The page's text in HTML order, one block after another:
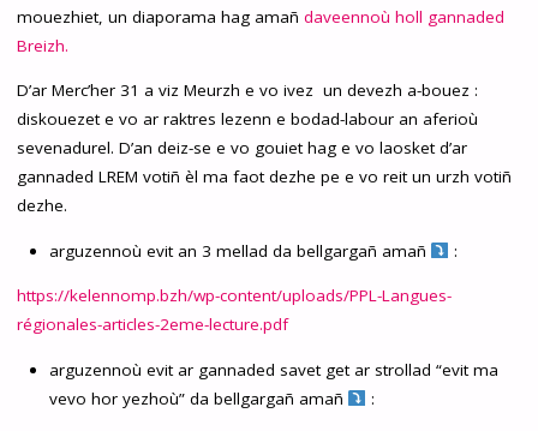
mouezhiet, un diaporama hag amañ daveennoù holl gannaded
Breizh.
D’ar Merc’her 31 a viz Meurzh e vo ivez un devezh a-bouez :
diskouezet e vo ar raktres lezenn e bodad-labour an aferioù
sevenadurel. D’an deiz-se e vo gouiet hag e vo laosket d’ar
gannaded LREM votiñ èl ma faot dezhe pe e vo reit un urzh votiñ
dezhe.
arguzennoù evit an 3 mellad da bellgargañ amañ :
https://kelennomp.bzh/wp-content/uploads/PPL-Langues-
régionales-articles-2eme-lecture.pdf
arguzennoù evit ar gannaded savet get ar strollad “evit ma
vevo hor yezhoù” da bellgargañ amañ
: